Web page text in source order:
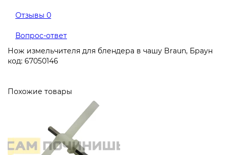
Отзывы 0
Вопрос-ответ
Нож измельчителя для блендера в чашу Braun, Браун
код: 67050146
Похожие товары